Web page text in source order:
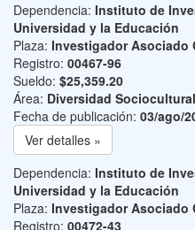
Dependencia: Instituto de
Universidad y la Educación
Plaza: Investigador Asociado
Registro: 00467-96
Sueldo: $25,359.20
Área: Diversidad
Fecha de publicación: 03/ago/
Ver detalles »
Dependencia: Instituto de
Universidad y la Educación
Plaza: Investigador Asociado
Registro: 00472-43